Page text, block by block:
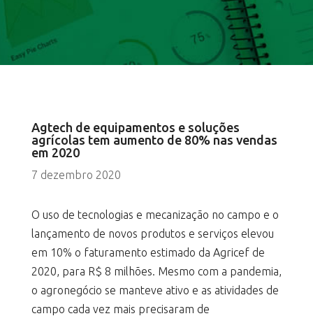
Agtech de equipamentos e soluções
agrícolas tem aumento de 80% nas vendas
em 2020
7 dezembro 2020
O uso de tecnologias e mecanização no campo e o
lançamento de novos produtos e serviços elevou
em 10% o faturamento estimado da Agricef de
2020, para R$ 8 milhões. Mesmo com a pandemia,
o agronegócio se manteve ativo e as atividades de
campo cada vez mais precisaram de